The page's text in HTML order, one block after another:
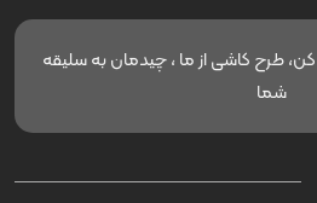
طرح کاشی از ما ، چیدمان به سلیقه
شما